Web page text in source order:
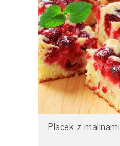
Placek z malinami